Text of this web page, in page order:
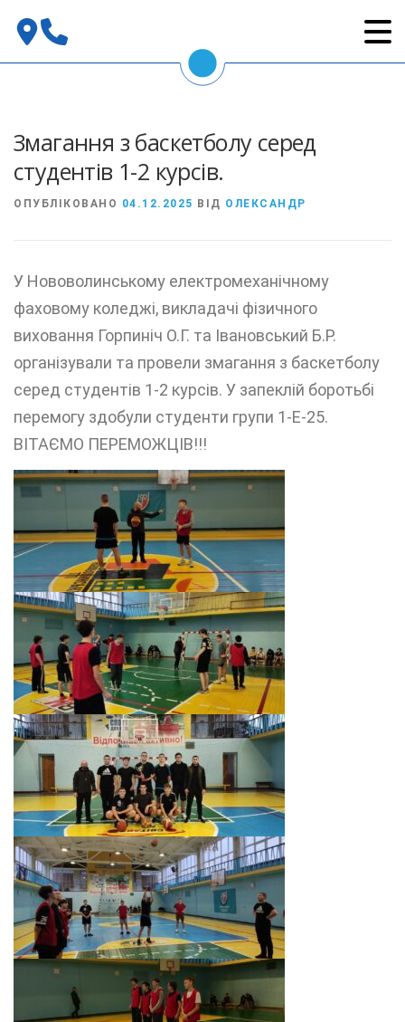
Змагання з баскетболу серед
студентів 1-2 курсів.
ОПУБЛІКОВАНО 04.12.2025 ВІД ОЛЕКСАНДР
У Нововолинському електромеханічному
фаховому коледжі, викладачі фізичного
виховання Горпиніч О.Г. та Івановський Б.Р.
організували та провели змагання з баскетболу
серед студентів 1-2 курсів. У запеклій боротьбі
перемогу здобули студенти групи 1-Е-25.
ВІТАЄМО ПЕРЕМОЖЦІВ!!!